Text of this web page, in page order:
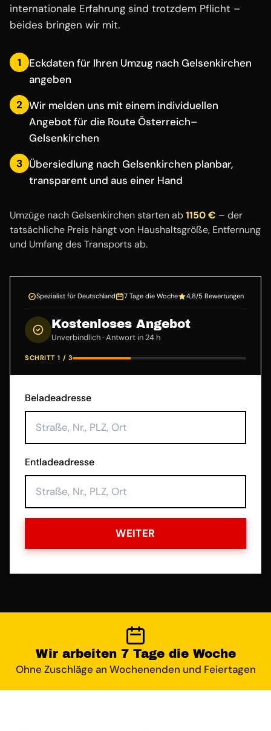
internationale Erfahrung sind trotzdem Pflicht –
beides bringen wir mit.
1
Eckdaten für Ihren Umzug nach Gelsenkirchen
angeben
2 Wir melden uns mit einem individuellen
Angebot für die Route Österreich–
Gelsenkirchen
3 Übersiedlung nach Gelsenkirchen planbar,
transparent und aus einer Hand
Umzüge nach Gelsenkirchen starten ab1150 € – der
tatsächliche Preis hängt von Haushaltsgröße, Entfernung
und Umfang des Transports ab.
Spezialist für Deutschland 7 Tage die Woche 4,8/5 Bewertungen
Kostenloses Angebot
Unverbindlich · Antwort in 24 h
SCHRITT 1 / 3
Beladeadresse
Entladeadresse
WEITER
Wir arbeiten 7 Tage die Woche
Ohne Zuschläge an Wochenenden und Feiertagen